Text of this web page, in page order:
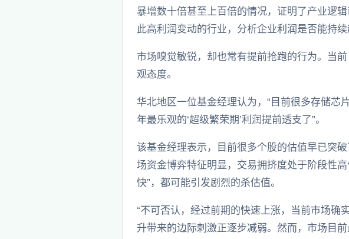
暴增数十倍甚至上百倍的情况，证明了产业逻
此高利润变动的行业，分析企业利润是否能持
市场嗅觉敏锐，却也常有提前抢跑的行为。当
观态度。
华北地区一位基金经理认为，“目前很多存储芯
年最乐观的‘超级繁荣期’利润提前透支了”。
该基金经理表示，目前很多个股的估值早已突
场资金博弈特征明显，交易拥挤度处于阶段性
快”，都可能引发剧烈的杀估值。
“不可否认，经过前期的快速上涨，当前市场确
升带来的边际刺激正逐步减弱。然而，市场目